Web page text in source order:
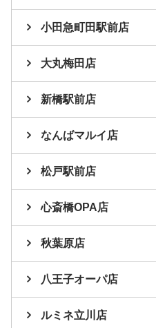
小田急町田駅前店
大丸梅田店
新橋駅前店
なんばマルイ店
松戸駅前店
心斎橋OPA店
秋葉原店
八王子オーパ店
ルミネ立川店